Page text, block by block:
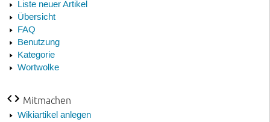
Liste neuer Artikel
Übersicht
FAQ
Benutzung
Kategorie
Wortwolke
Mitmachen
Wikiartikel anlegen